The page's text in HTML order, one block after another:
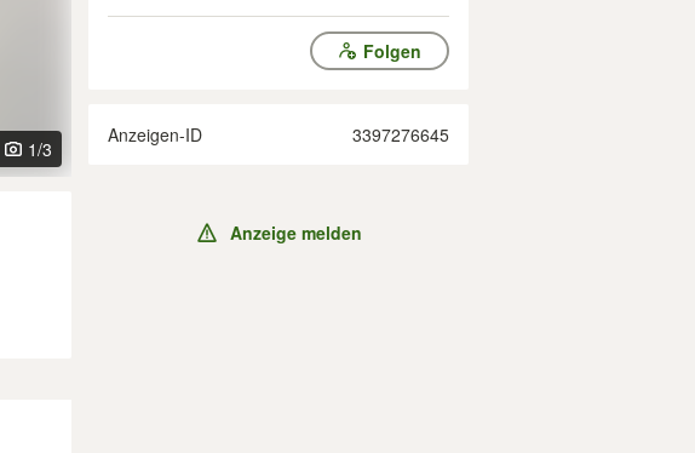
1/3
Folgen
Anzeigen-ID 3397276645
Anzeige melden